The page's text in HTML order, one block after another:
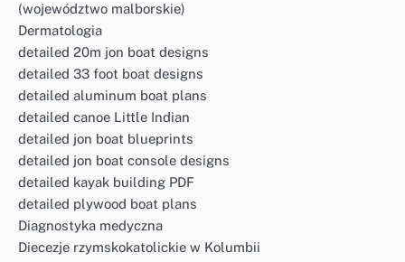
(województwo malborskie)
Dermatologia
detailed 20m jon boat designs
detailed 33 foot boat designs
detailed aluminum boat plans
detailed canoe Little Indian
detailed jon boat blueprints
detailed jon boat console designs
detailed kayak building PDF
detailed plywood boat plans
Diagnostyka medyczna
Diecezje rzymskokatolickie w Kolumbii